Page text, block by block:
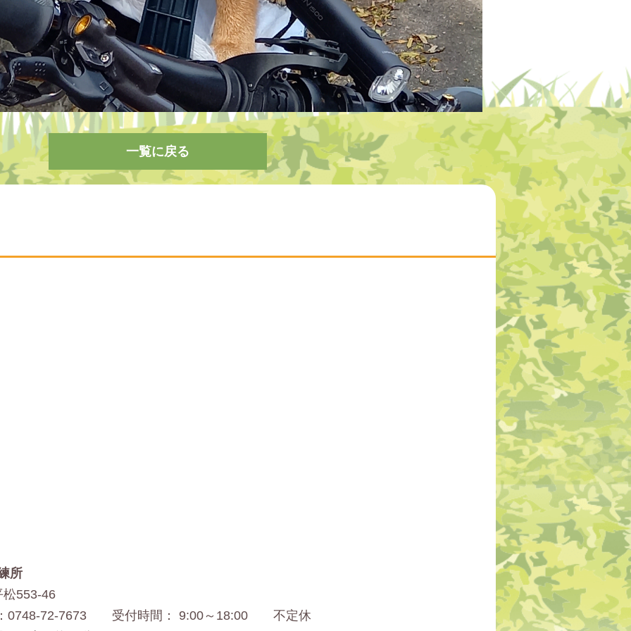
一覧に戻る
所
松553-46
0748-72-7673 受付時間： 9:00～18:00 不定休